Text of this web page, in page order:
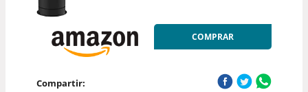
COMPRAR
Compartir: